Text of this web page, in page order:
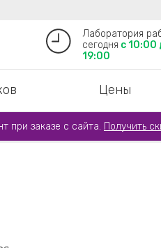
Лаборатория
сегодня с 10:00
19:00
Цены
при заказе с сайта. Получить